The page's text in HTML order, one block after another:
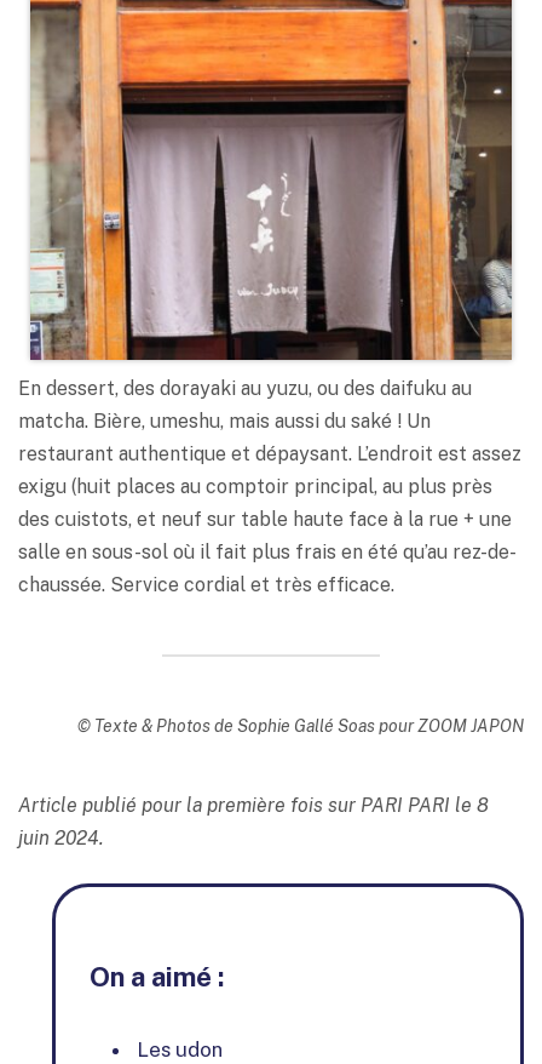
En dessert, des dorayaki au yuzu, ou des daifuku au
matcha. Bière, umeshu, mais aussi du saké ! Un
restaurant authentique et dépaysant. L’endroit est assez
exigu (huit places au comptoir principal, au plus près
des cuistots, et neuf sur table haute face à la rue + une
salle en sous-sol où il fait plus frais en été qu’au rez-de-
chaussée. Service cordial et très efficace.
© Texte & Photos de Sophie Gallé Soas pour ZOOM JAPON
Article publié pour la première fois sur PARI PARI le 8
juin 2024.
On a aimé :
Les udon